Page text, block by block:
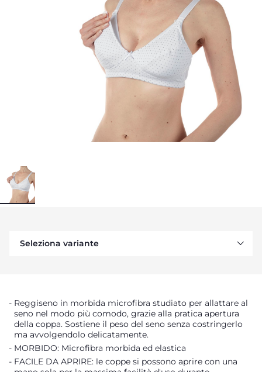
Seleziona variante
Reggiseno in morbida microfibra studiato per allattare al
seno nel modo più comodo, grazie alla pratica apertura
della coppa. Sostiene il peso del seno senza costringerlo
ma avvolgendolo delicatamente.
MORBIDO: Microfibra morbida ed elastica
FACILE DA APRIRE: le coppe si possono aprire con una